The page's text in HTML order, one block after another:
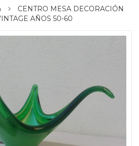
CENTRO MESA DECORACIÓN
AÑOS 50-60